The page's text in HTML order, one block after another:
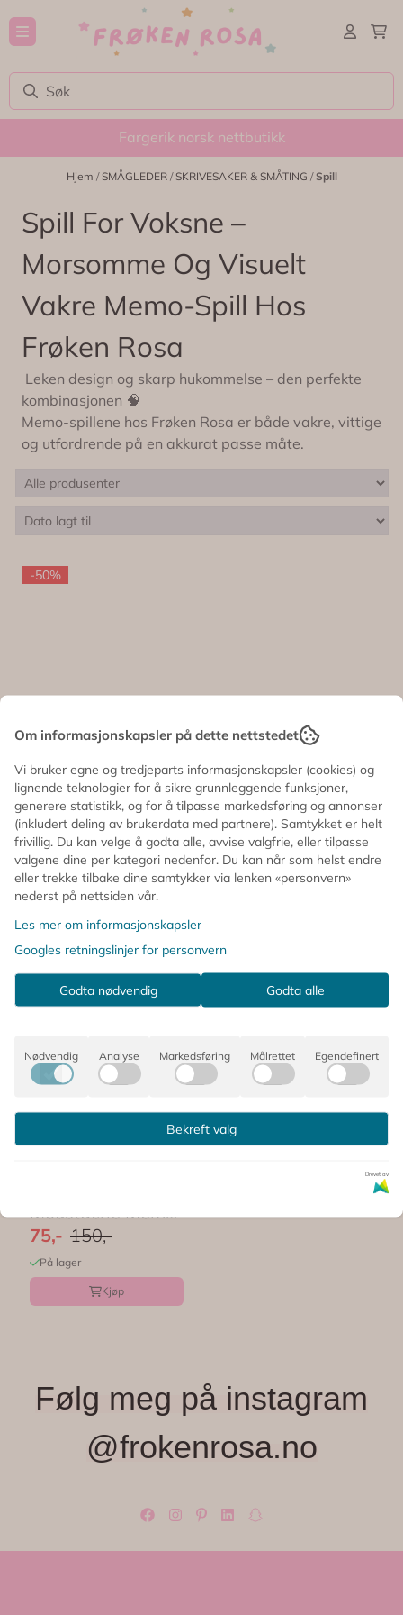
Hopp til innhold
Fargerik norsk nettbutikk
Hjem /SMÅGLEDER /SKRIVESAKER & SMÅTING /Spill
Spill For Voksne –
Morsomme Og Visuelt
Vakre Memo-Spill Hos
Frøken Rosa
Leken design og skarp hukommelse – den perfekte
kombinasjonen 🧠
Memo-spillene hos Frøken Rosa er både vakre, vittige
og utfordrende på en akkurat passe måte.
-50%
Moustache Memo
– OMM Design
75,- 150,-
På lager
Kjøp
Følg meg på instagram
@frokenrosa.no
Om informasjonskapsler på dette nettstedet
Vi bruker egne og tredjeparts informasjonskapsler (cookies) og
lignende teknologier for å sikre grunnleggende funksjoner,
generere statistikk, og for å tilpasse markedsføring og annonser
(inkludert deling av brukerdata med partnere). Samtykket er helt
frivillig. Du kan velge å godta alle, avvise valgfrie, eller tilpasse
valgene dine per kategori nedenfor. Du kan når som helst endre
eller trekke tilbake dine samtykker via lenken «personvern»
nederst på nettsiden vår.
Les mer om informasjonskapsler
Googles retningslinjer for personvern
Godta nødvendig Godta alle
Nødvendig Analyse Markedsføring Målrettet Egendefinert
Bekreft valg
Drevet av